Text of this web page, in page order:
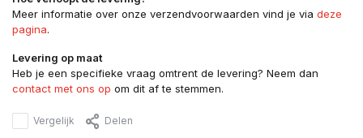
Meer informatie over onze verzendvoorwaarden vind je via deze
pagina.
Levering op maat
Heb je een specifieke vraag omtrent de levering? Neem dan
contact met ons op om dit af te stemmen.
Vergelijk Delen